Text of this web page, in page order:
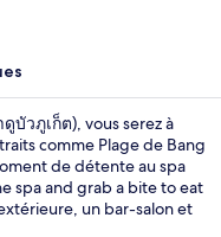
บัวภูเก็ต), vous serez à
comme Plage de Bang
de détente au spa
spa and grab a bite to eat
un bar-salon et